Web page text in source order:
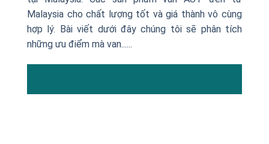
Malaysia cho chất lượng tốt và giá thành vô cùng
hợp lý. Bài viết dưới đây chúng tôi sẽ phân tích
những ưu điểm mà van......